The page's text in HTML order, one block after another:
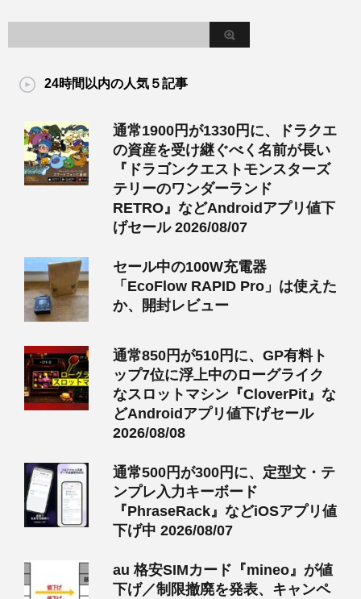
24時間以内の人気５記事
通常1900円が1330円に、ドラクエ
の資産を受け継ぐべく名前が長い
『ドラゴンクエストモンスターズ
テリーのワンダーランド
RETRO』などAndroidアプリ値下
げセール 2026/08/07
セール中の100W充電器
「EcoFlow RAPID Pro」は使えた
か、開封レビュー
通常850円が510円に、GP有料ト
ップ7位に浮上中のローグライク
なスロットマシン『CloverPit』な
どAndroidアプリ値下げセール
2026/08/08
通常500円が300円に、定型文・テ
ンプレ入力キーボード
『PhraseRack』などiOSアプリ値
下げ中 2026/08/07
au 格安SIMカード『mineo』が値
下げ／制限撤廃を発表、キャンペ